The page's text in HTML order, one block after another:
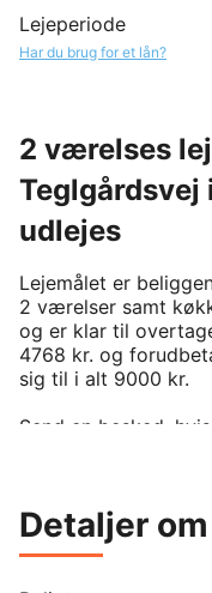
Lejeperiode
Har du brug for et lån?
2 værelses
Teglgårdsvej
udlejes
Lejemålet er
2 værelser samt
og er klar til
4768 kr. og
sig til i alt 9000 kr.
Send en besked,
kun reelt ledige
på
Detaljer